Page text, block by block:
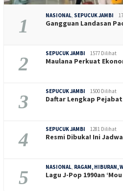
1 NASIONAL SEPUCUK JAMBI
Gangguan Landasan
2 SEPUCUK JAMBI 1577 Dilihat
Maulana Perkuat
3 SEPUCUK JAMBI 1500 Dilihat
Daftar Lengkap
4 SEPUCUK JAMBI 1281 Dilihat
Resmi Dibuka! Ini
5 NASIONAL RAGAM, HIBURAN,
Lagu J-Pop 1990an